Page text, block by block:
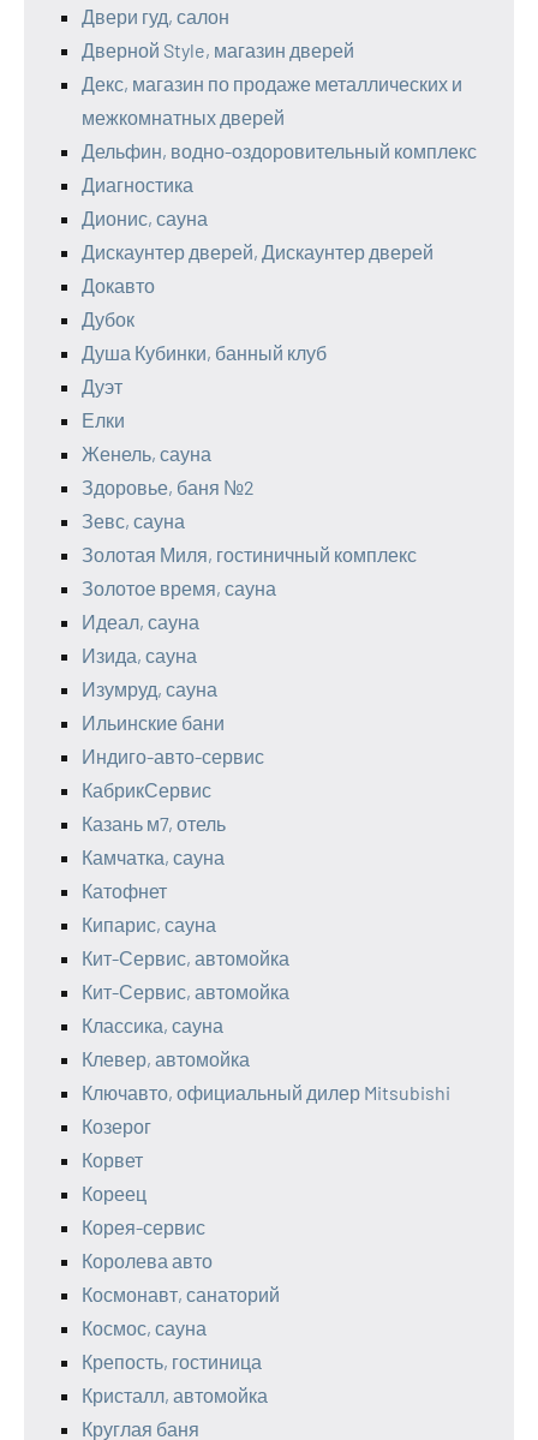
Двери гуд, салон
Дверной Style, магазин дверей
Декс, магазин по продаже металлических и
межкомнатных дверей
Дельфин, водно-оздоровительный комплекс
Диагностика
Дионис, сауна
Дискаунтер дверей, Дискаунтер дверей
Докавто
Дубок
Душа Кубинки, банный клуб
Дуэт
Елки
Женель, сауна
Здоровье, баня №2
Зевс, сауна
Золотая Миля, гостиничный комплекс
Золотое время, сауна
Идеал, сауна
Изида, сауна
Изумруд, сауна
Ильинские бани
Индиго-авто-сервис
КабрикСервис
Казань м7, отель
Камчатка, сауна
Катофнет
Кипарис, сауна
Кит-Сервис, автомойка
Кит-Сервис, автомойка
Классика, сауна
Клевер, автомойка
Ключавто, официальный дилер Mitsubishi
Козерог
Корвет
Кореец
Корея-сервис
Королева авто
Космонавт, санаторий
Космос, сауна
Крепость, гостиница
Кристалл, автомойка
Круглая баня